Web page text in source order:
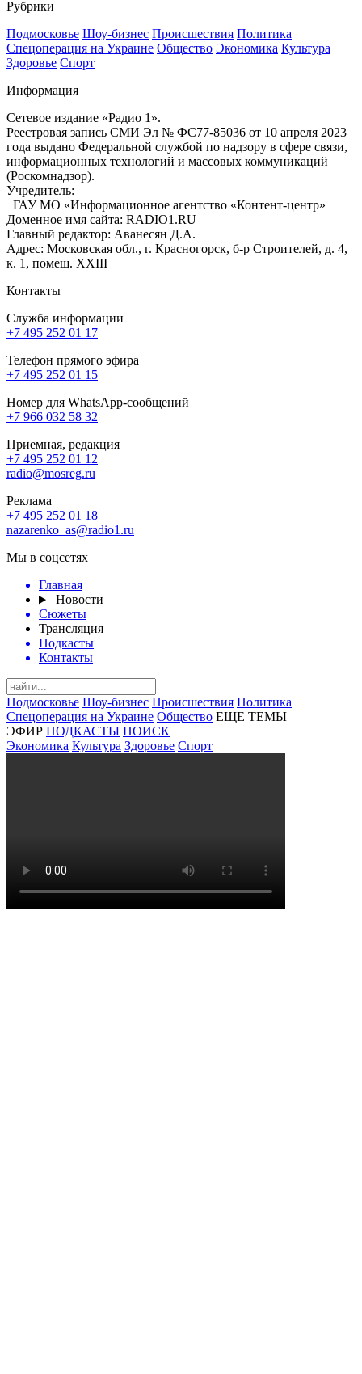
Рубрики
Подмосковье Шоу-бизнес Происшествия Политика
Спецоперация на Украине Общество Экономика Культура
Здоровье Спорт
Информация
Сетевое издание «Радио 1».
Реестровая запись СМИ Эл № ФС77-85036 от 10 апреля 2023
года выдано Федеральной службой по надзору в сфере связи,
информационных технологий и массовых коммуникаций
(Роскомнадзор).
Учредитель:
ГАУ МО «Информационное агентство «Контент-центр»
Доменное имя сайта: RADIO1.RU
Главный редактор: Аванесян Д.А.
Адрес: Московская обл., г. Красногорск, б-р Строителей, д. 4,
к. 1, помещ. XXIII
Контакты
Служба информации
+7 495 252 01 17
Телефон прямого эфира
+7 495 252 01 15
Номер для WhatsApp-сообщений
+7 966 032 58 32
Приемная, редакция
+7 495 252 01 12
radio@mosreg.ru
Реклама
+7 495 252 01 18
nazarenko_as@radio1.ru
Мы в соцсетях
Главная
Новости
Сюжеты
Трансляция
Подкасты
Контакты
Подмосковье Шоу-бизнес Происшествия Политика
Спецоперация на Украине Общество ЕЩЕ ТЕМЫ
ЭФИР ПОДКАСТЫ ПОИСК
Экономика Культура Здоровье Спорт